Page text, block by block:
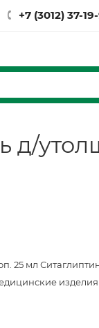
+7 (3012) 37-
25 мл
изделия